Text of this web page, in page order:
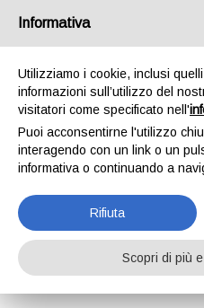
Divani
Home Divani
Filtra per
Design (18)
Informativa
Utilizziamo i cookie, inclusi
informazioni sull’utilizzo del
visitatori come specificato nell'
Puoi acconsentirne l'utilizzo
interagendo con un link o un
informativa o continuando a
Rifiuta
Scopri di più